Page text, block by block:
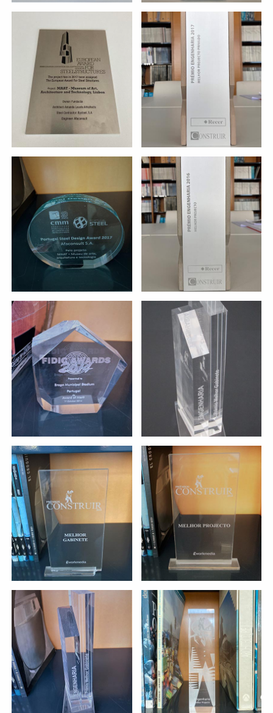
"EUROPEAN AWARD FOR
STEEL STRUCTURES 2017"
Musée MAAT
entité:
MEILLEUR PROJET PRIVÉ
projet: Musée MAAT
entité:
PORTUGAL STEEL DESIGN
AWARD 2017
projet: Musée MAAT
entité:
MEILLEUR PROJET PRIVÉ
projet: Siège de EDP à
Lisbonne
FIDIC AWARDS 2014
projet:Stade Municipale de
Braga
entité:
MEILLEUR BUREAU
entité:
MEILLEUR BUREAU
entité:
MEILLEUR PROJET
PUBLIQUE
projet:Maison des
Histoires de Paula Rego
entité:
MEILLEUR BUREAU
entité:
MEILLEUR PROJET PRIVÉ
projet:Siège de VODAFONE
Porto
entité: